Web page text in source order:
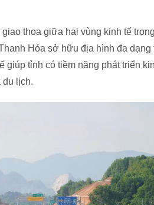
thoa giữa hai vùng kinh tế
Hóa sở hữu địa hình đa dạng
tỉnh có tiềm năng phát triển
du lịch.